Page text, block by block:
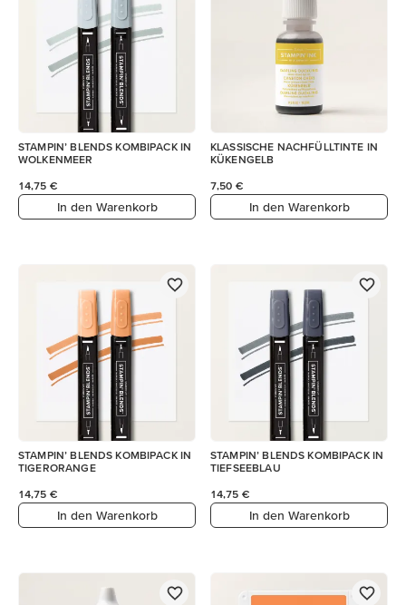
STAMPIN’ BLENDS KOMBIPACK IN
WOLKENMEER
14,75 €
In den Warenkorb
KLASSISCHE NACHFÜLLTINTE IN
KÜKENGELB
7,50 €
In den Warenkorb
STAMPIN’ BLENDS KOMBIPACK IN
TIGERORANGE
14,75 €
In den Warenkorb
STAMPIN’ BLENDS KOMBIPACK IN
TIEFSEEBLAU
14,75 €
In den Warenkorb